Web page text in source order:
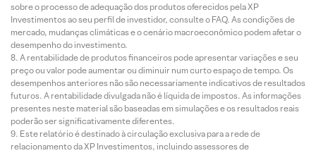
sobre o processo de adequação dos produtos oferecidos pela XP
Investimentos ao seu perfil de investidor, consulte o FAQ. As condições de
mercado, mudanças climáticas e o cenário macroeconômico podem afetar o
desempenho do investimento.
A rentabilidade de produtos financeiros pode apresentar variações e seu
preço ou valor pode aumentar ou diminuir num curto espaço de tempo. Os
desempenhos anteriores não são necessariamente indicativos de resultados
futuros. A rentabilidade divulgada não é líquida de impostos. As informações
presentes neste material são baseadas em simulações e os resultados reais
poderão ser significativamente diferentes.
Este relatório é destinado à circulação exclusiva para a rede de
relacionamento da XP Investimentos, incluindo assessores de